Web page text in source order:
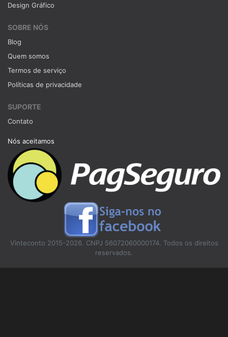
Design Gráfico
SOBRE NÓS
Blog
Quem somos
Termos de serviço
Políticas de privacidade
SUPORTE
Contato
Nós aceitamos
Vinteconto 2015-2026. CNPJ 56072060000174. Todos os direitos
reservados.